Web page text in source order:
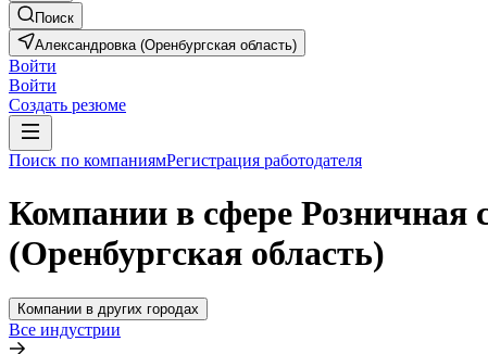
Поиск
Александровка (Оренбургская область)
Войти
Войти
Создать резюме
Поиск по компаниямРегистрация работодателя
Компании в сфере Розничная
(Оренбургская область)
Компании в других городах
Все индустрии